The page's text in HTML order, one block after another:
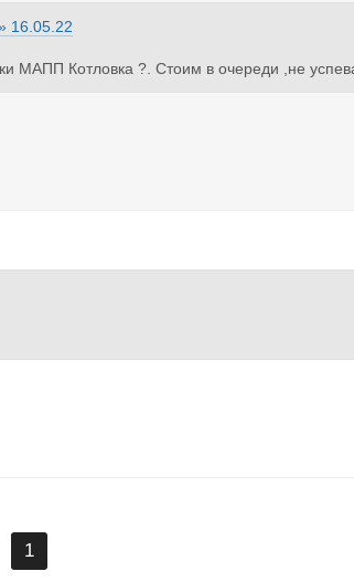
16.05.22
МАПП Котловка ?. Стоим в очереди ,не
1